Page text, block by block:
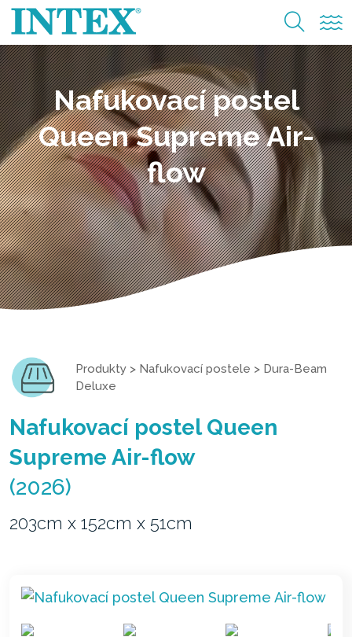
Nafukovací postel
Queen Supreme Air-
flow
Produkty > Nafukovací postele > Dura-Beam
Deluxe
Nafukovací postel Queen
Supreme Air-flow
(2026)
203cm x 152cm x 51cm